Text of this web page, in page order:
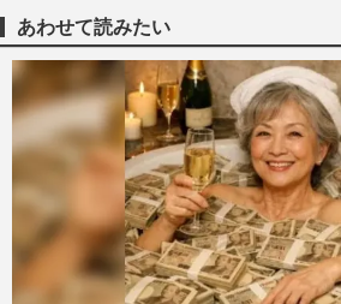
あわせて読みたい